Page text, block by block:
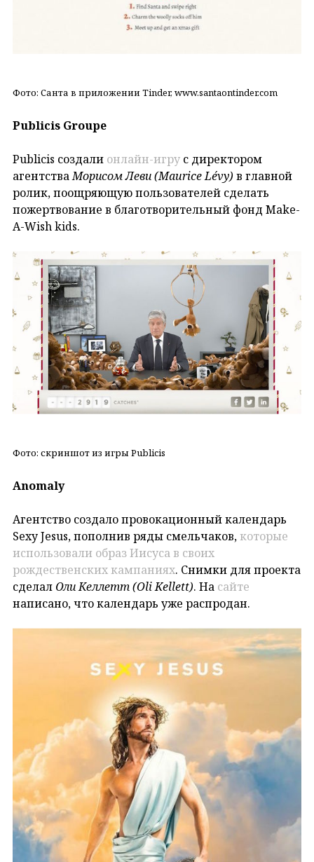
Фото: Санта в приложении Tinder, www.santaontinder.com
Publicis Groupe
Publicis создали онлайн-игру с директором
агентстваМорисом Леви (Maurice Lévy) в главной
ролик, поощряющую пользователей сделать
пожертвование в благотворительный фонд Make-
A-Wish kids.
Фото: скриншот из игры Publicis
Anomaly
Агентство создало провокационный календарь
Sexy Jesus, пополнив ряды смельчаков, которые
использовали образ Иисуса в своих
рождественских кампаниях. Снимки для проекта
сделал Оли Келлетт (Oli Kellett). На сайте
написано, что календарь уже распродан.